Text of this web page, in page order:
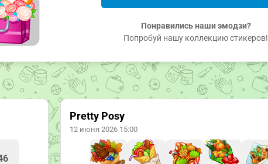
Понравились наши эмодзи?
Попробуй нашу коллекцию стикеров!
Pretty Posy
12 июня 2026 15:00